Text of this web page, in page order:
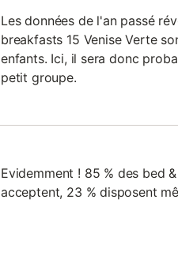
Les données de l'an passé
breakfasts 15 Venise Verte
enfants. Ici, il sera donc
petit groupe.
Evidemment ! 85 % des bed
acceptent, 23 % disposent